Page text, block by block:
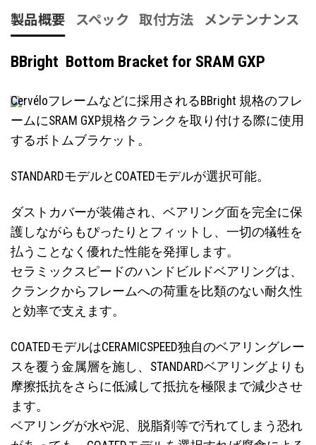
製品概要 スペック 取付方法 メンテンナンス
BBright Bottom Bracket for SRAM GXP
Cervéloフレームなどに採用されるBBright 規格のフレ
ームにSRAM GXP規格クランクを取り付ける際に使用
するボトムブラケット。
STANDARDモデルとCOATEDモデルが選択可能。
ダストカバーが装備され、ベアリング面を完全に保
護しながらもぴったりとフィットし、一切の犠牲を
払うことなく優れた性能を発揮します。
セラミックスピードのハンドビルドベアリングは、
クランクからフレームへの荷重を比類のない耐久性
と効率で支えます。
COATEDモデルはCERAMICSPEED独自のベアリングレー
スを覆う金属層を施し、STANDARDベアリングよりも
摩擦抵抗をさらに低減して抵抗を極限まで減少させ
ます。
ベアリングが水や泥、脱脂剤等で汚れてしまう恐れ